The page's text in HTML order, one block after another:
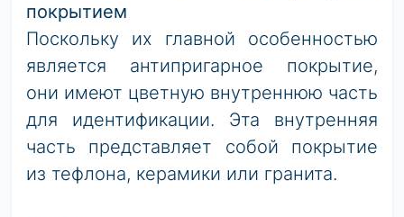
покрытием
Поскольку их главной особенностью
является антипригарное покрытие,
они имеют цветную внутреннюю часть
для идентификации. Эта внутренняя
часть представляет собой покрытие
из тефлона, керамики или гранита.